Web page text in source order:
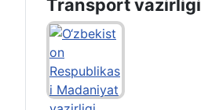
Transport vazirligi